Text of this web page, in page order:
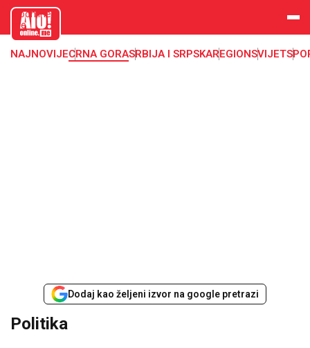
aloonline.
me
NAJNOVIJECRNA GORASRBIJA I SRPSKAREGIONSVIJET
Dodaj kao željeni izvor na google pretrazi
Politika